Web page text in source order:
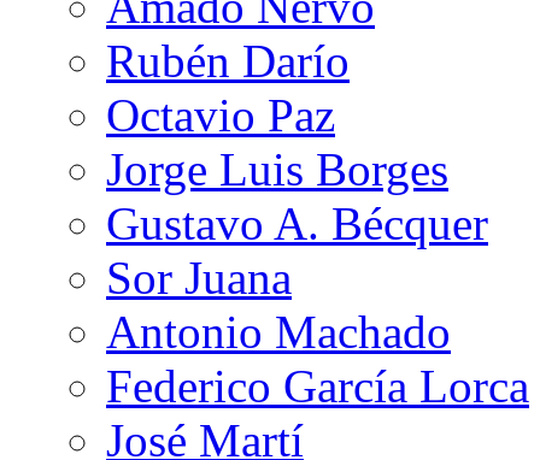
Rubén Darío
Octavio Paz
Jorge Luis Borges
Gustavo A. Bécquer
Sor Juana
Antonio Machado
Federico García Lorca
José Martí